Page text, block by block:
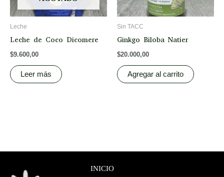
Leche
Leche de Coco Dicomere
$9.600,00
Leer más
Sin TACC
Ginkgo Biloba Natier
$20.000,00
Agregar al carrito
INICIO